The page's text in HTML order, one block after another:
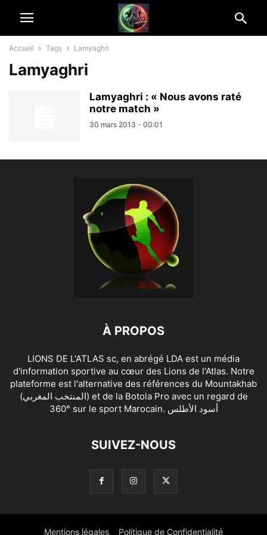
Accueil Tags Lamyaghri
Lamyaghri
Lamyaghri : « Nous avons raté
notre match »
30 mars 2013 - 00:01
À PROPOS
LIONS DE L'ATLAS sc, en abrégé LDA est un média
d'information sportive au cœur des Lions de l'Atlas. Notre
plateforme est l'alternative des références du Mountakhab
(المنتخب المغربي) et de la Botola Pro avec un regard de
360° sur le sport Marocain. أسود الأطلس
SUIVEZ-NOUS
Mentions légales Politique de Confidentialité